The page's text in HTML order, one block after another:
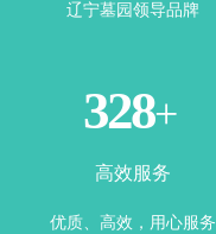
辽宁墓园领导品牌
365+
高效服务
优质、高效，用心服务